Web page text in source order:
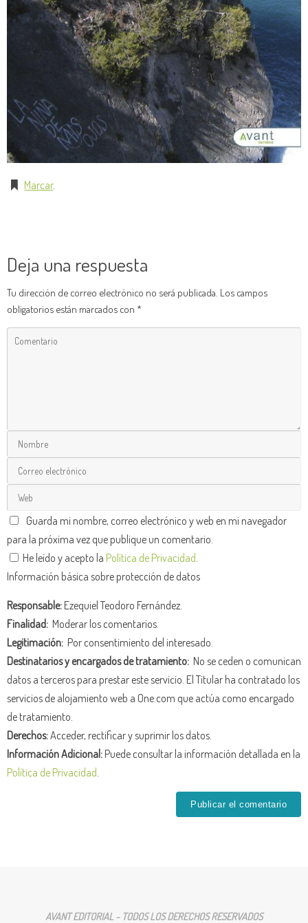
Marcar.
Deja una respuesta
Tu dirección de correo electrónico no será publicada. Los campos
obligatorios están marcados con *
Guarda mi nombre, correo electrónico y web en mi navegador
para la próxima vez que publique un comentario.
He leído y acepto la Política de Privacidad
Información básica sobre protección de datos
Responsable:Ezequiel Teodoro Fernández.
Finalidad: Moderar los comentarios.
Legitimación: Por consentimiento del interesado.
Destinatarios y encargados de tratamiento: No se ceden o comunican
datos a terceros para prestar este servicio. El Titular ha contratado los
servicios de alojamiento web a One.com que actúa como encargado
de tratamiento.
Derechos:Acceder, rectificar y suprimir los datos.
Información Adicional:Puede consultar la información detallada en la
Política de Privacidad
AVANT EDITORIAL - TODOS LOS DERECHOS RESERVADOS